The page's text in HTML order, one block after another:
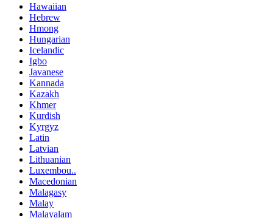
Hawaiian
Hebrew
Hmong
Hungarian
Icelandic
Igbo
Javanese
Kannada
Kazakh
Khmer
Kurdish
Kyrgyz
Latin
Latvian
Lithuanian
Luxembou..
Macedonian
Malagasy
Malay
Malayalam